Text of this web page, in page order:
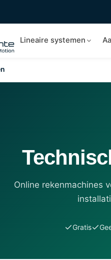
Lineaire systemen
Online rekenmachines
Gratis